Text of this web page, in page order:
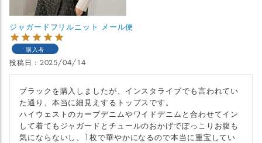
ジャガードフリルニット メール便
購入者
投稿日 2025/04/14
ブラックを購入しましたが、インスタライブでも言われてい
た通り、本当に細見えするトップスです。
ハイウェストのカーブデニムやワイドデニムと合わせてイン
して着てもジャガードとチュールのおかげでぽっこりお腹も
気にならないし、1枚で華やかになるので本当に重宝してい